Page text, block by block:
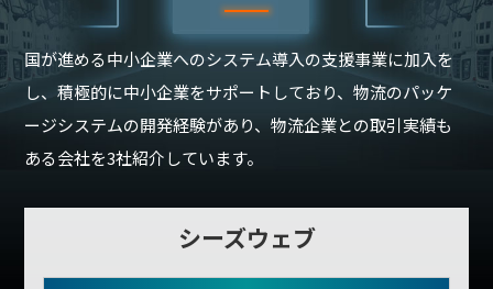
国が進める中小企業へのシステム導入の支援事業に加入を
し、積極的に中小企業をサポートしており、物流のパッケ
ージシステムの開発経験があり、物流企業との取引実績も
ある会社を3社紹介しています。
シーズウェブ